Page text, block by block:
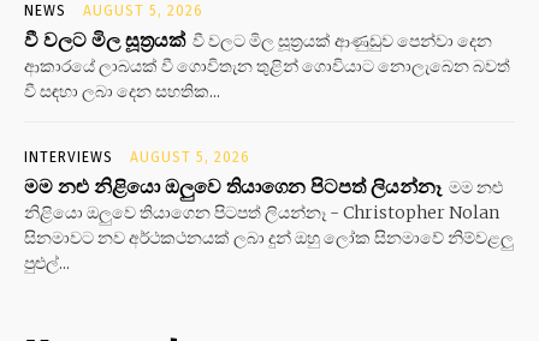
NEWS AUGUST 5, 2026
වී වලට මිල සූත්‍රයක් වී වලට මිල සූත්‍රයක් ආණුඩුව පෙන්වා දෙන
ආකාරයේ ලාබයක් වී ගොවිතැන තුළින් ගොවියාට නොලැබෙන බවත්
වී සඳහා ලබා දෙන සහතික...
INTERVIEWS AUGUST 5, 2026
මම නළු නිළියො ඔලුවෙ තියාගෙන පිටපත් ලියන්නෑ මම නළු
නිළියො ඔලුවෙ තියාගෙන පිටපත් ලියන්නෑ - Christopher Nolan
සිනමාවට නව අර්ථකථනයක් ලබා දුන් ඔහු ලෝක සිනමාවේ නිම්වළලු
පුළුල්...